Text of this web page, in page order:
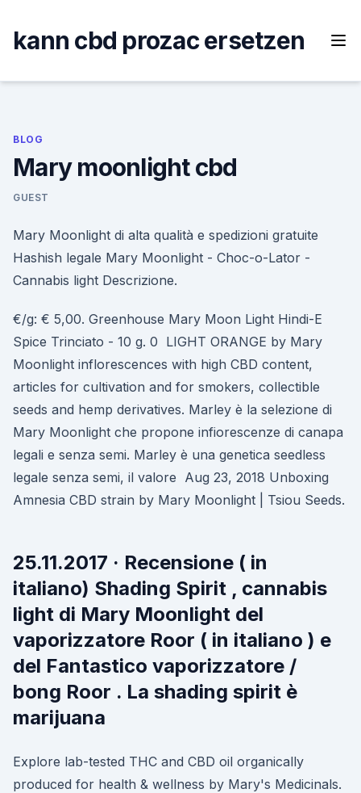
content
kann cbd prozac ersetzen
BLOG
Mary moonlight cbd
GUEST
Mary Moonlight di alta qualità e spedizioni gratuite
Hashish legale Mary Moonlight - Choc-o-Lator -
Cannabis light Descrizione.
€/g: € 5,00. Greenhouse Mary Moon Light Hindi-E
Spice Trinciato - 10 g. 0 LIGHT ORANGE by Mary
Moonlight inflorescences with high CBD content,
articles for cultivation and for smokers, collectible
seeds and hemp derivatives. Marley è la selezione di
Mary Moonlight che propone infiorescenze di canapa
legali e senza semi. Marley è una genetica seedless
legale senza semi, il valore Aug 23, 2018 Unboxing
Amnesia CBD strain by Mary Moonlight | Tsiou Seeds.
25.11.2017 · Recensione ( in
italiano) Shading Spirit , cannabis
light di Mary Moonlight del
vaporizzatore Roor ( in italiano ) e
del Fantastico vaporizzatore /
bong Roor . La shading spirit è
marijuana
Explore lab-tested THC and CBD oil organically
produced for health & wellness by Mary's Medicinals.